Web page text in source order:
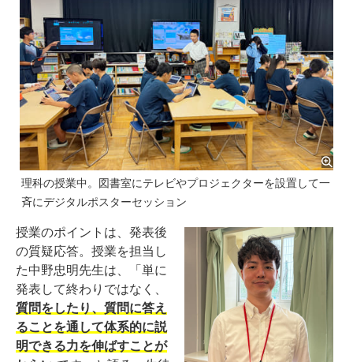
理科の授業中。図書室にテレビやプロジェクターを設置して一
斉にデジタルポスターセッション
授業のポイントは、発表後
の質疑応答。授業を担当し
た中野忠明先生は、「単に
発表して終わりではなく、
質問をしたり、質問に答え
ることを通して体系的に説
明できる力を伸ばすことが